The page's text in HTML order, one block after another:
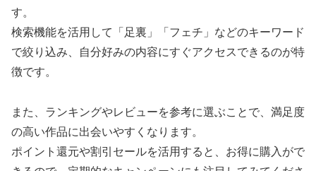
す。
検索機能を活用して「足裏」「フェチ」などのキーワード
で絞り込み、自分好みの内容にすぐアクセスできるのが特
徴です。
また、ランキングやレビューを参考に選ぶことで、満足度
の高い作品に出会いやすくなります。
ポイント還元や割引セールを活用すると、お得に購入がで